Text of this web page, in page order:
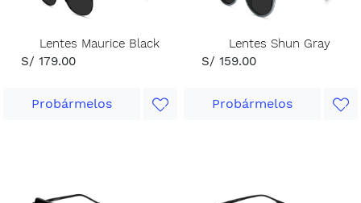
Lentes Maurice Black
S/ 179.00
Probármelos
Lentes Shun Gray
S/ 159.00
Probármelos